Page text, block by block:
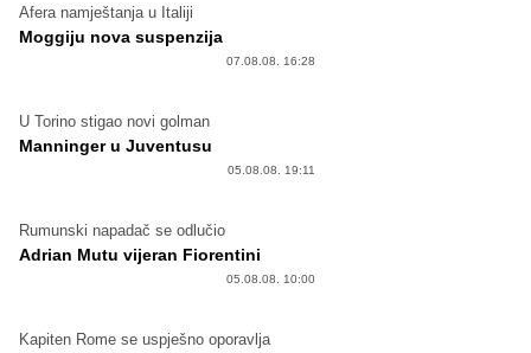
Afera namještanja u Italiji
Moggiju nova suspenzija
07.08.08. 16:28
U Torino stigao novi golman
Manninger u Juventusu
05.08.08. 19:11
Rumunski napadač se odlučio
Adrian Mutu vijeran Fiorentini
05.08.08. 10:00
Kapiten Rome se uspješno oporavlja